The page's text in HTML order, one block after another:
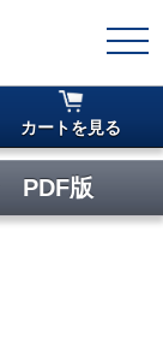
カートを見る
PDF版